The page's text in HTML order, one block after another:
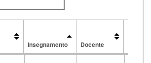
Insegnamento Docente